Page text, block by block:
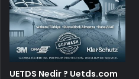
UETDS Nedir ? Uetds.com